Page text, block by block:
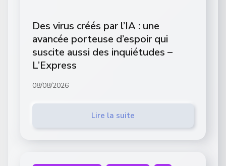
Des virus créés par l’IA : une
avancée porteuse d’espoir qui
suscite aussi des inquiétudes –
L’Express
08/08/2026
Lire la suite